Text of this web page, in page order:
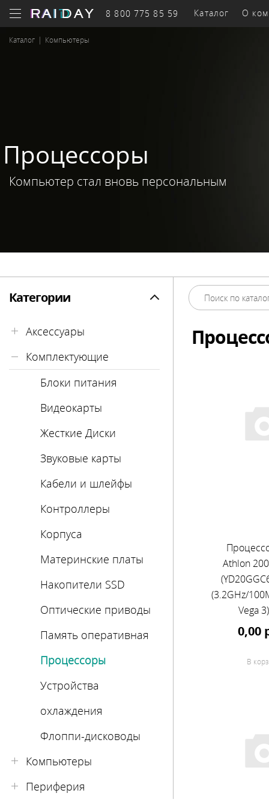
8 800 775 85 59 Каталог
Серверы
О
Каталог | Компьютеры
Процессоры
Компьютер стал вновь персональным
Категории
Аксессуары
Flash drives
Mobile Rack
USB Hub
Внешние жесткие
диски
Картридеры
Сетевые фильтры
Комплектующие
Блоки питания
Видеокарты
Жесткие Диски
Звуковые карты
Кабели и шлейфы
Контроллеры
Корпуса
Материнские платы
Накопители SSD
Оптические приводы
Память оперативная
Процессоры
Устройства
охлаждения
Флоппи-дисководы
Компьютеры
Desktop
Периферия
Athlon
(3.2GHz/
Vega
0,00
В